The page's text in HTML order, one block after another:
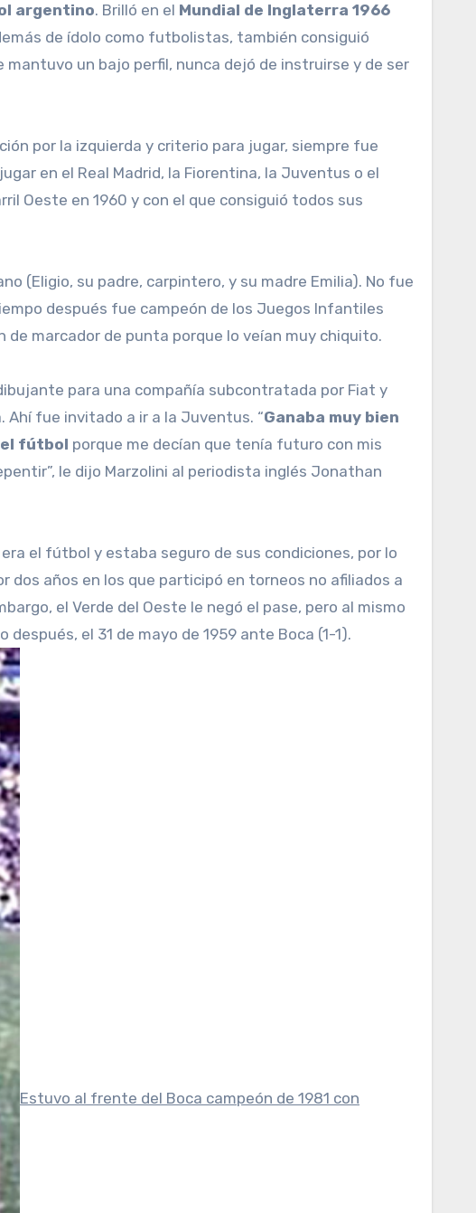
argentino. Brilló en el Mundial de Inglaterra 1966
de ídolo como futbolistas, también consiguió
mantuvo un bajo perfil, nunca dejó de instruirse y de ser
por la izquierda y criterio para jugar, siempre fue
en el Real Madrid, la Fiorentina, la Juventus o el
Oeste en 1960 y con el que consiguió todos sus
(Eligio, su padre, carpintero, y su madre Emilia). No fue
después fue campeón de los Juegos Infantiles
de marcador de punta porque lo veían muy chiquito.
para una compañía subcontratada por Fiat y
fue invitado a ir a la Juventus. “Ganaba muy bien
el fútbol porque me decían que tenía futuro con mis
le dijo Marzolini al periodista inglés Jonathan
el fútbol y estaba seguro de sus condiciones, por lo
dos años en los que participó en torneos no afiliados a
el Verde del Oeste le negó el pase, pero al mismo
el 31 de mayo de 1959 ante Boca (1-1).
Estuvo al frente del Boca campeón de 1981 con